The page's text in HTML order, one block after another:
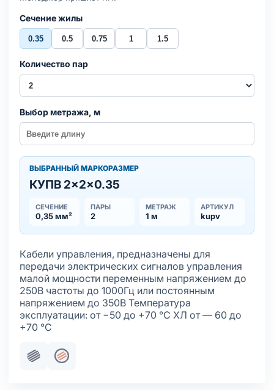
Сечение жилы
0.35 0.5 0.75 1 1.5
Количество пар
Выбор метража, м
ВЫБРАННЫЙ МАРКОРАЗМЕР
КУПВ 2×2×0.35
СЕЧЕНИЕ
0,35 мм²
ПАРЫ
2
МЕТРАЖ
1 м
АРТИКУЛ
kupv
Кабели управления, предназначены для
передачи электрических сигналов управления
малой мощности переменным напряжением до
250В частоты до 1000Гц или постоянным
напряжением до 350В Температура
эксплуатации: от −50 до +70 °С ХЛ от — 60 до
+70 °С
Пучковая скрутка
Жила медная многопроволочная